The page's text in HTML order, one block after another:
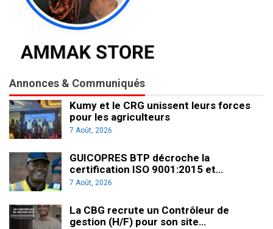
Annonces & Communiqués
Kumy et le CRG unissent leurs forces
pour les agriculteurs
7 Août, 2026
GUICOPRES BTP décroche la
certification ISO 9001:2015 et…
7 Août, 2026
La CBG recrute un Contrôleur de
gestion (H/F) pour son site…